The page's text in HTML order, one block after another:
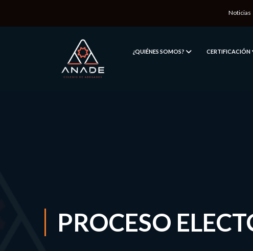
Noticias
¿QUIÉNES SOMOS? CERTIFICACIÓN
PROCESO